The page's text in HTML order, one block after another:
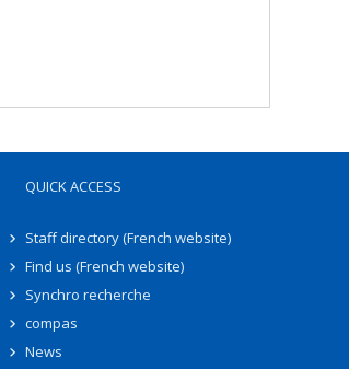
QUICK ACCESS
Staff directory (French website)
Find us (French website)
Synchro recherche
compas
News